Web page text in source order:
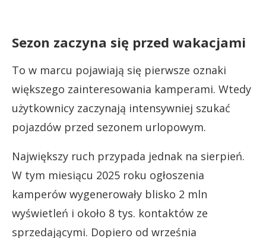
Sezon zaczyna się przed wakacjami
To w marcu pojawiają się pierwsze oznaki
większego zainteresowania kamperami. Wtedy
użytkownicy zaczynają intensywniej szukać
pojazdów przed sezonem urlopowym.
Największy ruch przypada jednak na sierpień.
W tym miesiącu 2025 roku ogłoszenia
kamperów wygenerowały blisko 2 mln
wyświetleń i około 8 tys. kontaktów ze
sprzedającymi. Dopiero od września